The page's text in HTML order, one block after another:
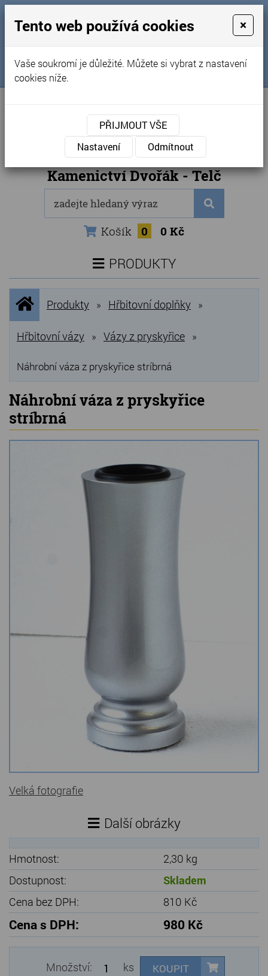
Obchodní podmínky
Kontakty
Naše kamenictví
Sledujte nás na FB
Internetový obchod
Kamenictví Dvořák - Telč
Košík 0 0 Kč
PRODUKTY
NOVINKY
NEJPRODÁVANĚJŠÍ
VÝPRODEJ
Produkty
Grilovací, pečící kameny
Lávové grilovací kameny
Kamenné truhlíky
Chladící kostky a puky
Doplňky do kuchyně
Hřbitovní doplňky
Zvířecí náhrobky a pomníčky
Dárkové předměty z přírodního kamene
Údržba a čištění kamene
Úvodní
stránka
Produkty » Hřbitovní doplňky »
Hřbitovní vázy » Vázy z pryskyřice »
Náhrobní váza z pryskyřice stríbrná
Náhrobní váza z pryskyřice
stríbrná
Velká fotografie
Další obrázky
Hmotnost:
2,30 kg
Dostupnost:
Skladem
Cena bez DPH:
810 Kč
Cena s DPH: 980 Kč
Množství: ks KOUPIT
Tento web používá cookies ×
Vaše soukromí je důležité. Můžete si vybrat z nastavení
cookies níže.
PŘIJMOUT VŠE
Nastavení
Odmítnout